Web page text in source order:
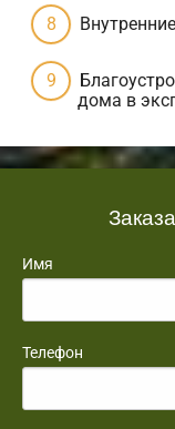
дома в
Имя
Телефон